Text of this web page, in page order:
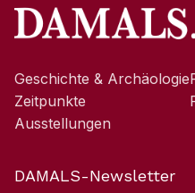
Geschichte & Archäologie
Zeitpunkte
Ausstellungen
DAMALS-Newsletter